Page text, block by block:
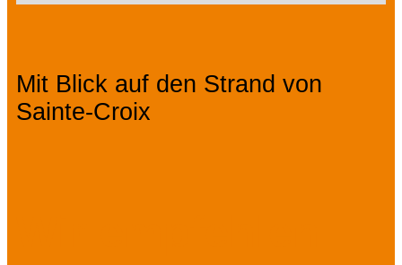
Mit Blick auf den Strand von
Sainte-Croix